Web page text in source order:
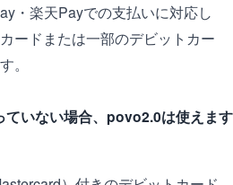
・楽天Payでの支払いに対応し
ードまたは一部のデビットカー
。
ていない場合、povo2.0は使えます